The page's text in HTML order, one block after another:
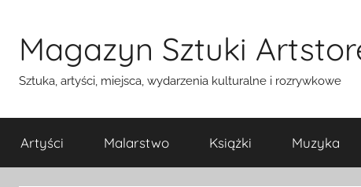
treściMagazyn Sztuki
Sztuka, artyści, miejsca, wydarzenia kulturalne i rozrywkowe
Artyści Malarstwo Książki Muzyka